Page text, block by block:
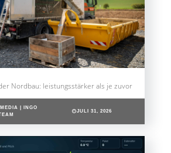
Nordbau: leistungsstärker als je zuvor
| INGO
JULI 31, 2026